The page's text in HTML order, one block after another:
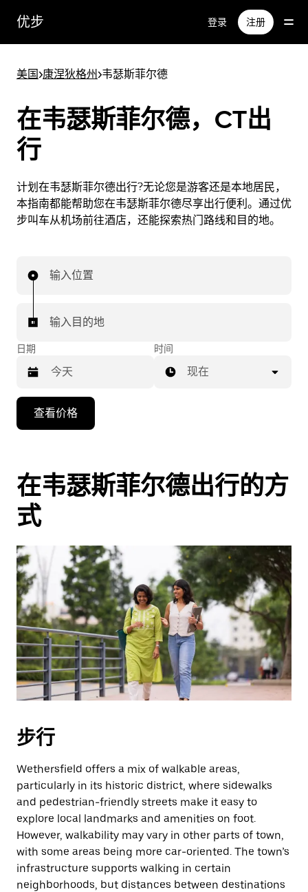
优步 登录 注册
美国>康涅狄格州>韦瑟斯菲尔德
在韦瑟斯菲尔德，CT出
行
计划在韦瑟斯菲尔德出行?无论您是游客还是本地居民，
本指南都能帮助您在韦瑟斯菲尔德尽享出行便利。通过优
步叫车从机场前往酒店，还能探索热门路线和目的地。
输入位置
输入目的地
日期
向
头
键
可
浏
日
历
并
选
择
日
期。
按
退
可
闭
日
历。
时间
现在
查看价格
在韦瑟斯菲尔德出行的方
式
步行
Wethersfield offers a mix of walkable areas,
particularly in its historic district, where sidewalks
and pedestrian-friendly streets make it easy to
explore local landmarks and amenities on foot.
However, walkability may vary in other parts of town,
with some areas being more car-oriented. The town’s
infrastructure supports walking in certain
neighborhoods, but distances between destinations